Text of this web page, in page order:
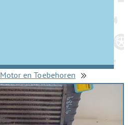
Motor en Toebehoren